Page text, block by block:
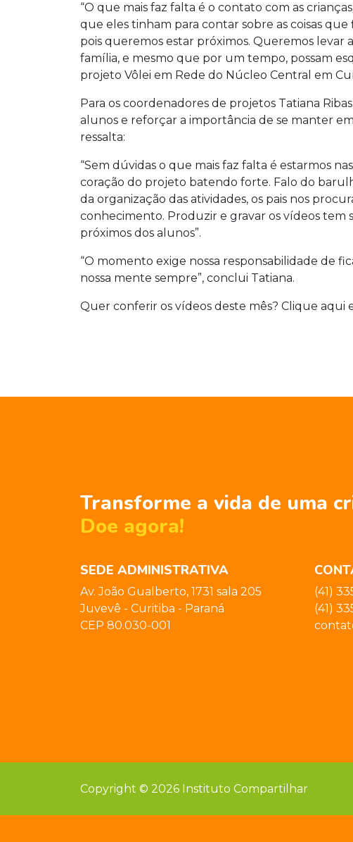
“O que mais faz falta é o contato com as
que eles tinham para contar sobre as coisas
pois queremos estar próximos. Queremos levar
família, e mesmo que por um tempo, possam
projeto Vôlei em Rede do Núcleo Central em
Para os coordenadores de projetos Tatiana
alunos e reforçar a importância de se manter
ressalta:
“Sem dúvidas o que mais faz falta é estarmos
coração do projeto batendo forte. Falo do
da organização das atividades, os pais nos
conhecimento. Produzir e gravar os vídeos tem
próximos dos alunos”.
“O momento exige nossa responsabilidade de
nossa mente sempre”, conclui Tatiana.
Quer conferir os vídeos deste mês? Clique aqui
Transforme a vida de uma
Doe agora!
SEDE ADMINISTRATIVA
Av. João Gualberto, 1731 sala 205
Juvevê - Curitiba - Paraná
CEP 80.030-001
(41)
(41)
Copyright © 2026 Instituto Compartilhar